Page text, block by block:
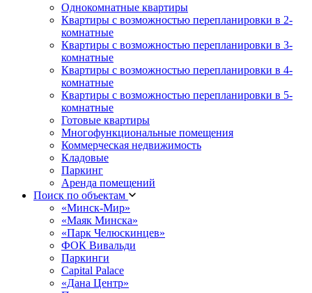
Однокомнатные квартиры
Квартиры с возможностью перепланировки в 2-
комнатные
Квартиры с возможностью перепланировки в 3-
комнатные
Квартиры с возможностью перепланировки в 4-
комнатные
Квартиры с возможностью перепланировки в 5-
комнатные
Готовые квартиры
Многофункциональные помещения
Коммерческая недвижимость
Кладовые
Паркинг
Аренда помещений
Поиск по объектам
«Минск-Мир»
«Маяк Минска»
«Парк Челюскинцев»
ФОК Вивальди
Паркинги
Capital Palace
«Дана Центр»